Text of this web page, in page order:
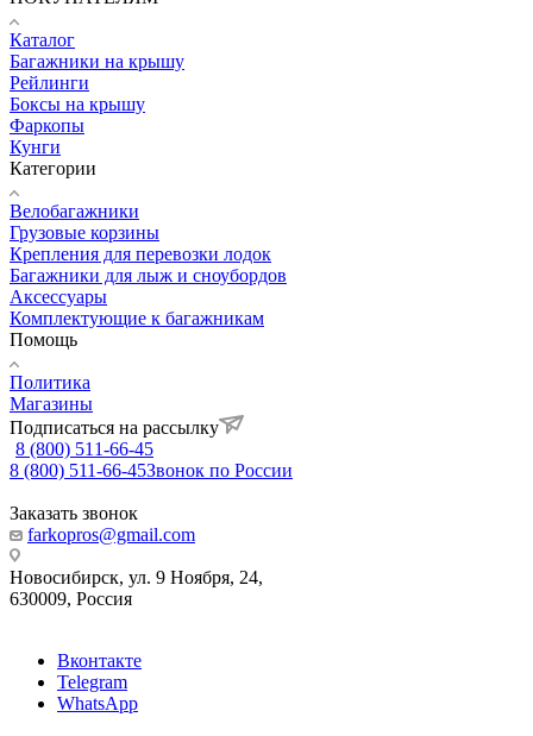
Каталог
Багажники на крышу
Рейлинги
Боксы на крышу
Фаркопы
Кунги
Категории
Велобагажники
Грузовые корзины
Крепления для перевозки лодок
Багажники для лыж и сноубордов
Аксессуары
Комплектующие к багажникам
Помощь
Политика
Магазины
Подписаться на рассылку
8 (800) 511-66-45
8 (800) 511-66-45Звонок по России
Заказать звонок
farkopros@gmail.com
Новосибирск, ул. 9 Ноября, 24,
630009, Россия
Вконтакте
Telegram
WhatsApp